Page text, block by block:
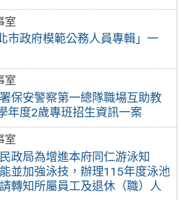
室
市政府模範公務人員專輯」一
室
保安警察第一總隊職場互助教
年度2歲專班招生資訊一案
室
政局為增進本府同仁游泳知
並加強泳技，辦理115年度泳池
轉知所屬員工及退休（職）人